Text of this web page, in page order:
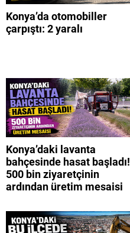
Konya’da otomobiller
çarpıştı: 2 yaralı
Konya’daki lavanta
bahçesinde hasat başladı!
500 bin ziyaretçinin
ardından üretim mesaisi